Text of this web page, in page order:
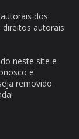
dos
direitos autorais
neste site e
e
removido